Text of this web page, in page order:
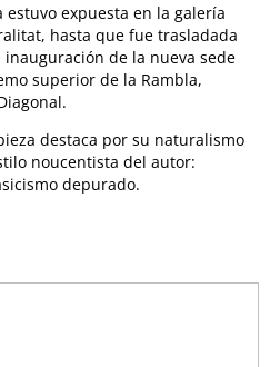
expuesta en la galería
hasta que fue trasladada
de la nueva sede
superior de la Rambla,
destaca por su naturalismo
noucentista del autor:
depurado.